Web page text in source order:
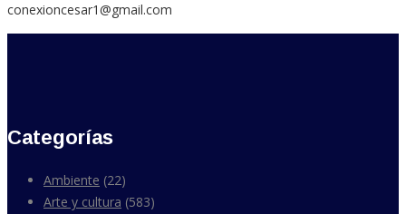
conexioncesar1@gmail.com
Categorías
Ambiente (22)
Arte y cultura (583)